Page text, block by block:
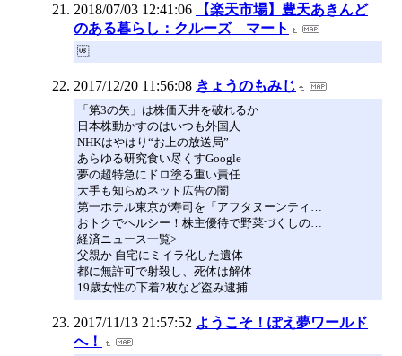
2018/07/03 12:41:06
【楽天市場】豊天あきんど
のある暮らし：クルーズ マート
2017/12/20 11:56:08 きょうのもみじ
「第3の矢」は株価天井を破れるか
日本株動かすのはいつも外国人
NHKはやはり“お上の放送局”
あらゆる研究食い尽くすGoogle
夢の超特急にドロ塗る重い責任
大手も知らぬネット広告の闇
第一ホテル東京が寿司を「アフタヌーンティ…
おトクでヘルシー！株主優待で野菜づくしの…
経済ニュース一覧>
父親か 自宅にミイラ化した遺体
都に無許可で射殺し、死体は解体
19歳女性の下着2枚など盗み逮捕
2017/11/13 21:57:52 ようこそ！ぽえ夢ワールド
へ！